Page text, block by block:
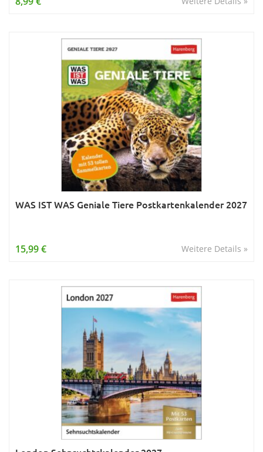
WAS IST WAS Geniale Tiere Postkartenkalender 2027
Weitere Details »
15,99 €